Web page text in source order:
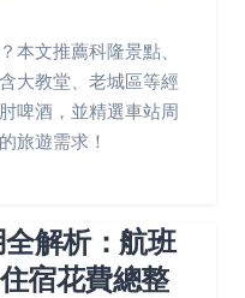
本文推薦科隆景點、
大教堂、老城區等經
啤酒，並精選車站周
旅遊需求！
解析：航班
宿花費總整